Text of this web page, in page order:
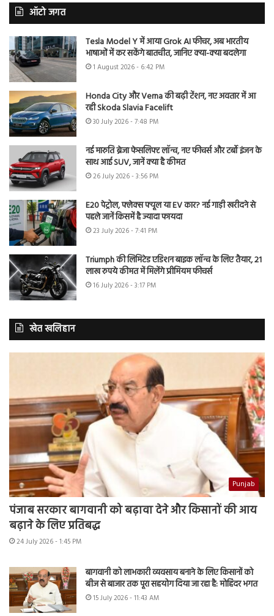
ऑटो जगत
Tesla Model Y में आया Grok AI फीचर, अब भारतीय
भाषाओं में कर सकेंगे बातचीत, जानिए क्या-क्या बदलेगा
1 August 2026 - 6:42 PM
Honda City और Verna की बढ़ी टेंशन, नए अवतार में आ
रही Skoda Slavia Facelift
30 July 2026 - 7:48 PM
नई मारुति ब्रेजा फेसलिफ्ट लॉन्च, नए फीचर्स और टर्बो इंजन के
साथ आई SUV, जानें क्या है कीमत
26 July 2026 - 3:56 PM
E20 पेट्रोल, फ्लेक्स फ्यूल या EV कार? नई गाड़ी खरीदने से
पहले जानें किसमें है ज्यादा फायदा
23 July 2026 - 7:41 PM
Triumph की लिमिटेड एडिशन बाइक लॉन्च के लिए तैयार, 21
लाख रुपये कीमत में मिलेंगे प्रीमियम फीचर्स
16 July 2026 - 3:17 PM
खेत खलिहान
Punjab
पंजाब सरकार बागवानी को बढ़ावा देने और किसानों की आय
बढ़ाने के लिए प्रतिबद्ध
24 July 2026 - 1:45 PM
बागवानी को लाभकारी व्यवसाय बनाने के लिए किसानों को
बीज से बाजार तक पूरा सहयोग दिया जा रहा है: मोहिंदर भगत
15 July 2026 - 11:43 AM